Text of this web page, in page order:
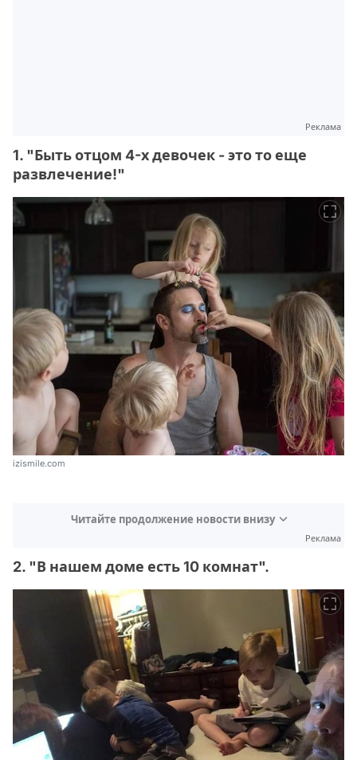
Реклама
1. "Быть отцом 4-х девочек - это то еще
развлечение!"
izismile.com
Читайте продолжение новости внизу
Реклама
2. "В нашем доме есть 10 комнат".